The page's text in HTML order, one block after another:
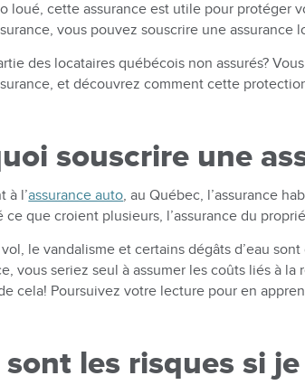
loué, cette assurance est utile pour protéger
vous pouvez souscrire une assurance
des locataires québécois non assurés?
et découvrez comment cette
souscrire une
à l’assurance auto, au Québec, l’assurance
ce que croient plusieurs, l’assurance du
vol, le vandalisme et certains dégâts d’eau
vous seriez seul à assumer les coûts liés à
cela! Poursuivez votre lecture pour en
les risques si